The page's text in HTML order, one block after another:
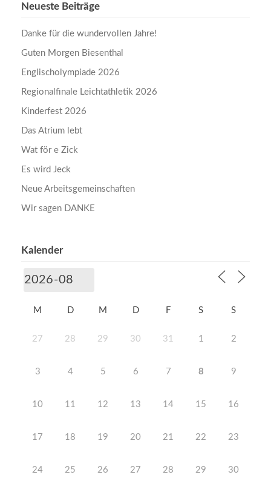
Neueste Beiträge
Danke für die wundervollen Jahre!
Guten Morgen Biesenthal
Englischolympiade 2026
Regionalfinale Leichtathletik 2026
Kinderfest 2026
Das Atrium lebt
Wat för e Zick
Es wird Jeck
Neue Arbeitsgemeinschaften
Wir sagen DANKE
Kalender
M D M D F S S
27 28 29 30 31 1 2
3 4 5 6 7 8 9
10 11 12 13 14 15 16
17 18 19 20 21 22 23
24 25 26 27 28 29 30